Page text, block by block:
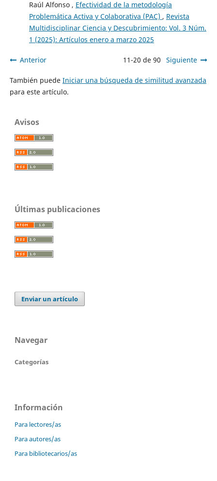
Raúl Alfonso , Efectividad de la metodología
Problemática Activa y Colaborativa (PAC) , Revista
Multidisciplinar Ciencia y Descubrimiento: Vol. 3 Núm.
1 (2025): Artículos enero a marzo 2025
Anterior 11-20 de 90 Siguiente
También puede Iniciar una búsqueda de similitud avanzada
para este artículo.
Avisos
Últimas publicaciones
Enviar un artículo
Navegar
Categorías
Información
Para lectores/as
Para autores/as
Para bibliotecarios/as